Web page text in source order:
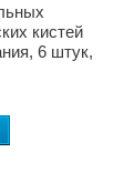
кистей
6 штук,